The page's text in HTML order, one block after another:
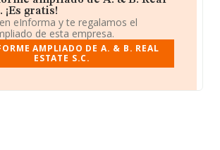
¡Es gratis!
eInforma y te regalamos el
de esta empresa.
AMPLIADO DE A. & B. REAL
ESTATE S.C.